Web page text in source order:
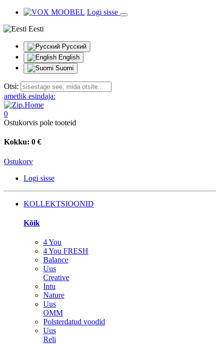
Logi sisse
Eesti
Русский
English
Suomi
Otsi:
ametlik esindaja:
0
Ostukorvis pole tooteid
Kokku: 0 €
Ostukorv
Logi sisse
KOLLEKTSIOONID
Kõik
4 You
4 You FRESH
Balance
Uus
Creative
Intu
Nature
Uus
OMM
Polsterdatud voodid
Uus
Reli